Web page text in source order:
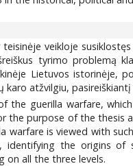
veikloje
tyrimo problemą
Lietuvos istorinėje,
atžvilgiu,
guerilla warfare,
purpose of the thesis
is viewed with
the origins of
on all the three levels.